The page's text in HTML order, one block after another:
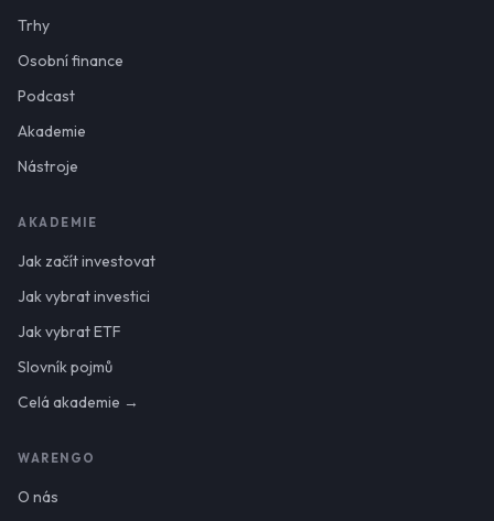
Trhy
Osobní finance
Podcast
Akademie
Nástroje
AKADEMIE
Jak začít investovat
Jak vybrat investici
Jak vybrat ETF
Slovník pojmů
Celá akademie →
WARENGO
O nás